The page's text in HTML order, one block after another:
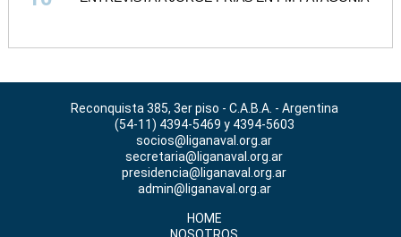
Reconquista 385, 3er piso - C.A.B.A. - Argentina
(54-11) 4394-5469 y 4394-5603
socios@liganaval.org.ar
secretaria@liganaval.org.ar
presidencia@liganaval.org.ar
admin@liganaval.org.ar
HOME